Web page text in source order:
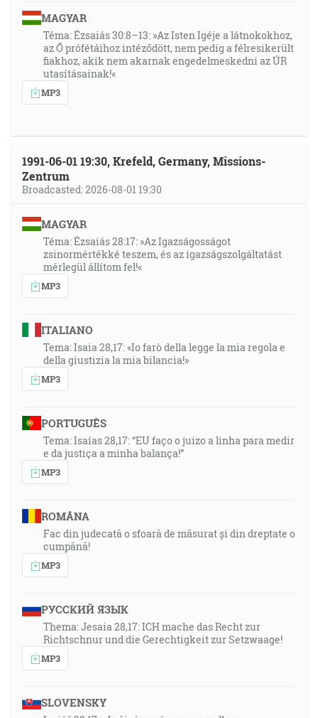
MAGYAR
Téma: Ézsaiás 30:8–13: »Az Isten Igéje a látnokokhoz,
az Ő prófétáihoz intéződött, nem pedig a félresikerült
fiakhoz, akik nem akarnak engedelmeskedni az ÚR
utasításainak!«
MP3
1991-06-01 19:30, Krefeld, Germany, Missions-
Zentrum
Broadcasted: 2026-08-01 19:30
MAGYAR
Téma: Ézsaiás 28:17: »Az Igazságosságot
zsinormértékké teszem, és az igazságszolgáltatást
mérlegül állítom fel!«
MP3
ITALIANO
Tema: Isaia 28,17: «Io farò della legge la mia regola e
della giustizia la mia bilancia!»
MP3
PORTUGUÊS
Tema: Isaías 28,17: “EU faço o juizo a linha para medir
e da justiça a minha balança!”
MP3
ROMÂNA
Fac din judecată o sfoară de măsurat și din dreptate o
cumpănă!
MP3
РУССКИЙ ЯЗЫК
Thema: Jesaia 28,17: ICH mache das Recht zur
Richtschnur und die Gerechtigkeit zur Setzwaage!
MP3
SLOVENSKY